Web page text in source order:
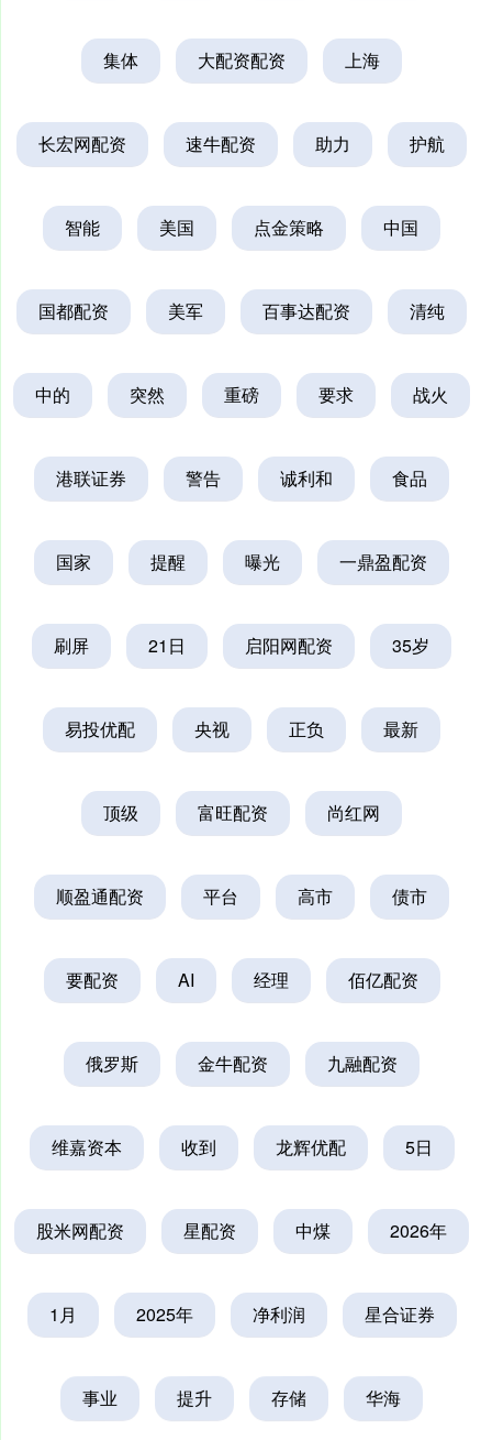
集体 大配资配资 上海
长宏网配资 速牛配资 助力 护航
智能 美国 点金策略 中国
国都配资 美军 百事达配资 清纯
中的 突然 重磅 要求 战火
港联证券 警告 诚利和 食品
国家 提醒 曝光 一鼎盈配资
刷屏 21日 启阳网配资 35岁
易投优配 央视 正负 最新
顶级 富旺配资 尚红网
顺盈通配资 平台 高市 债市
要配资 AI 经理 佰亿配资
俄罗斯 金牛配资 九融配资
维嘉资本 收到 龙辉优配 5日
股米网配资 星配资 中煤 2026年
1月 2025年 净利润 星合证券
事业 提升 存储 华海